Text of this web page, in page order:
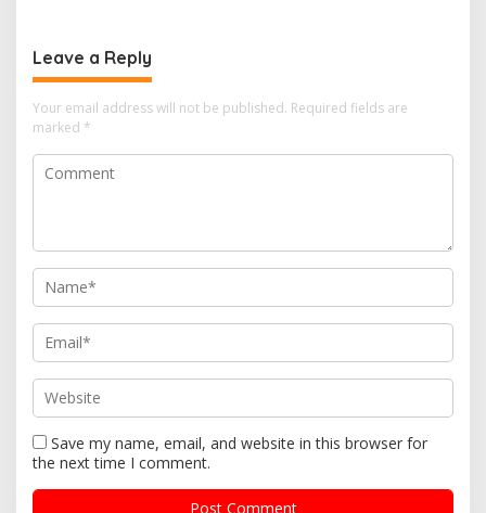
Leave a Reply
Your email address will not be published. Required fields are
marked *
Save my name, email, and website in this browser for
the next time I comment.